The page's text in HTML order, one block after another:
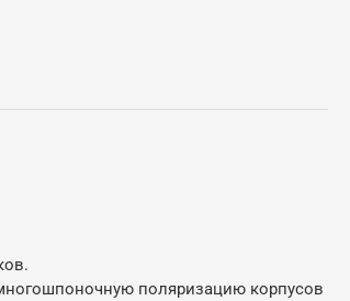
поляризацию корпусов